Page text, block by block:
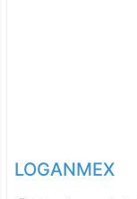
LOGANMEX